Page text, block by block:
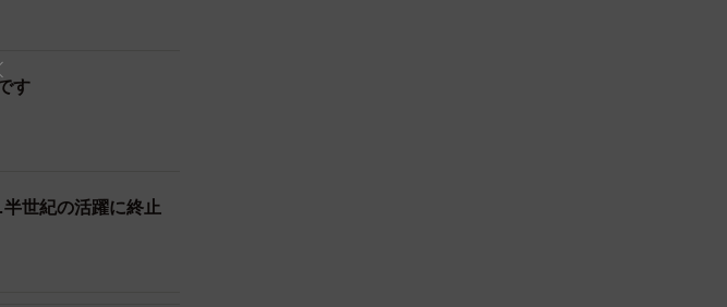
なる」点です。計画
す
世紀の活躍に終止